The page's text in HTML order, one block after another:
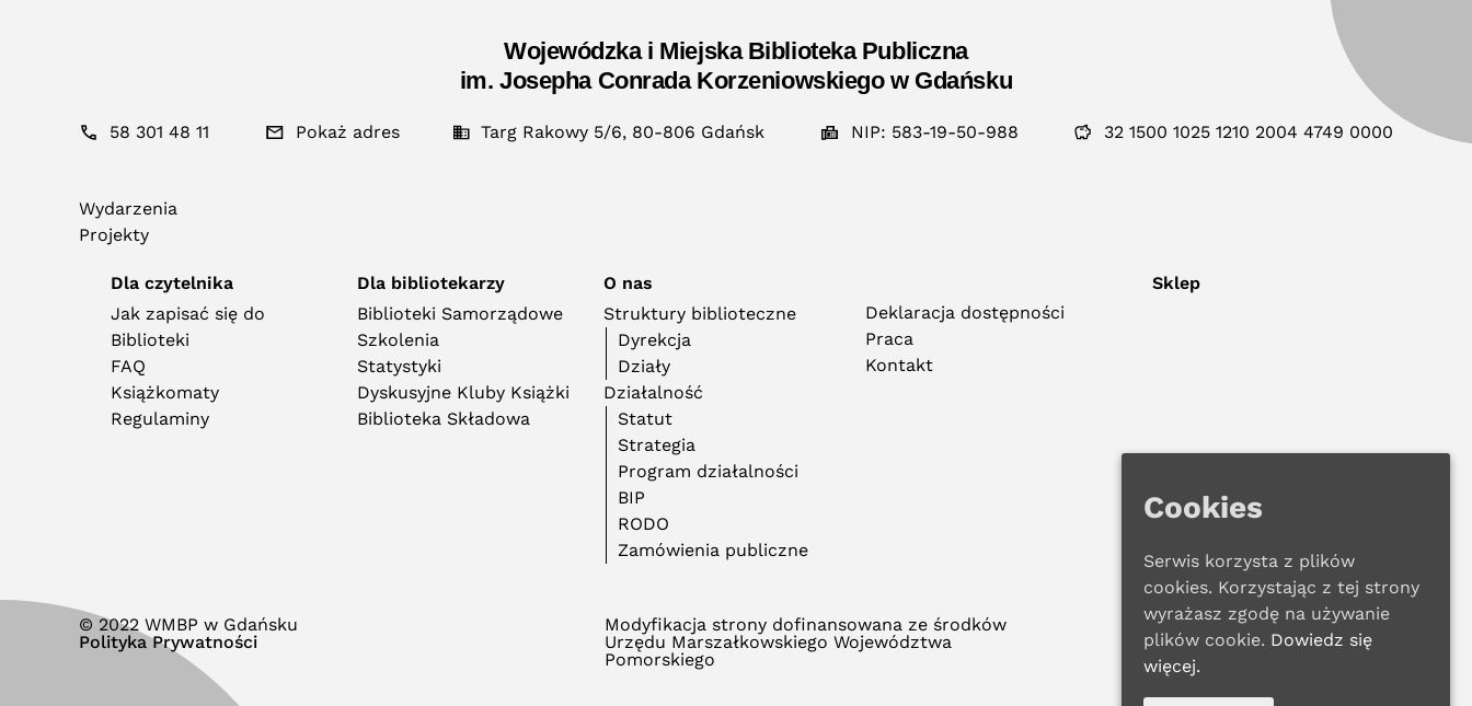
Wojewódzka i Miejska Biblioteka Publiczna
im. Josepha Conrada Korzeniowskiego w Gdańsku
58 301 48 11 Pokaż adres Targ Rakowy 5/6, 80-806 Gdańsk NIP: 583-19-50-988 32 1500 1025 1210 2004 4749 0000
Wydarzenia
Projekty
Dla czytelnika
Jak zapisać się do
Biblioteki
FAQ
Książkomaty
Regulaminy
Dla bibliotekarzy
Biblioteki Samorządowe
Szkolenia
Statystyki
Dyskusyjne Kluby Książki
Biblioteka Składowa
O nas
Struktury biblioteczne
Dyrekcja
Działy
Działalność
Statut
Strategia
Program działalności
BIP
RODO
Zamówienia publiczne
Deklaracja dostępności
Praca
Kontakt
Sklep
© 2022 WMBP w Gdańsku
Polityka Prywatności
Modyfikacja strony dofinansowana ze środków
Urzędu Marszałkowskiego Województwa
Pomorskiego
Cookies
Serwis korzysta z plików
cookies. Korzystając z tej strony
wyrażasz zgodę na używanie
plików cookie. Dowiedz się
więcej.